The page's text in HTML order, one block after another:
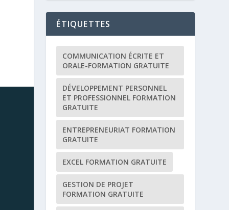
ÉTIQUETTES
COMMUNICATION ÉCRITE ET
ORALE-FORMATION GRATUITE
DÉVELOPPEMENT PERSONNEL
ET PROFESSIONNEL FORMATION
GRATUITE
ENTREPRENEURIAT FORMATION
GRATUITE
EXCEL FORMATION GRATUITE
GESTION DE PROJET
FORMATION GRATUITE